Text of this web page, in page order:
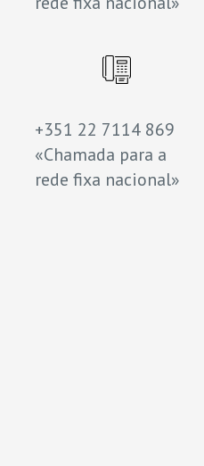
+351 22 7114 869
«Chamada para a
rede fixa nacional»